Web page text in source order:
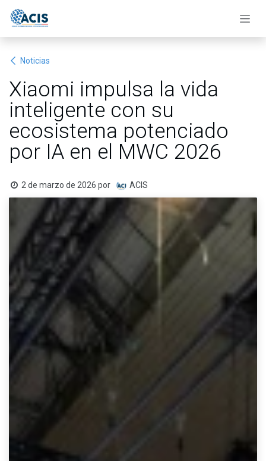
Noticias
Xiaomi impulsa la vida
inteligente con su
ecosistema potenciado
por IA en el MWC 2026
2 de marzo de 2026 por ACIS